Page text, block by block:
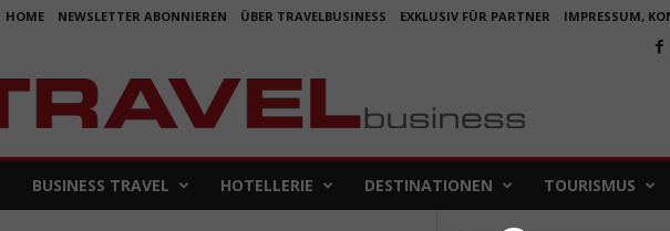
HOME NEWSLETTER ABONNIEREN ÜBER TRAVELBUSINESS EXKLUSIV FÜR PARTNER IMPRESSUM,
BUSINESS TRAVEL HOTELLERIE DESTINATIONEN TOURISMUS